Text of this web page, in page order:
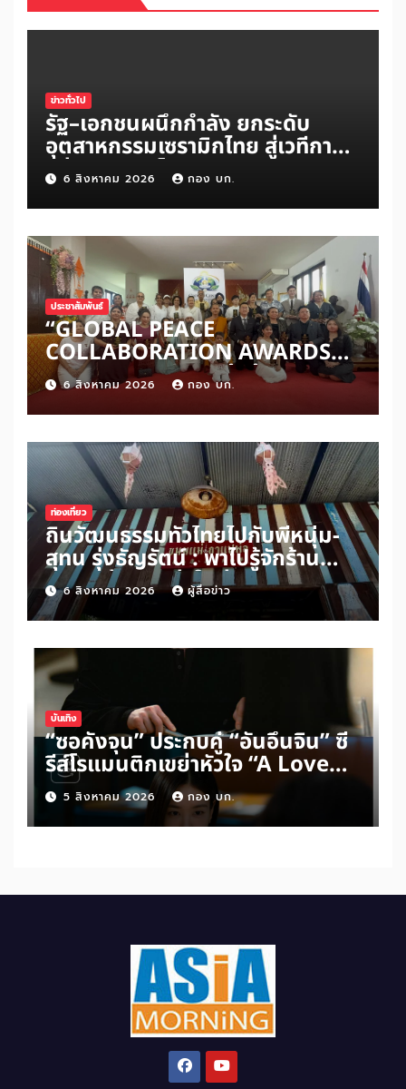
ข่าวทั่วไป
รัฐ–เอกชนผนึกกำลัง ยกระดับ
อุตสาหกรรมเซรามิกไทย สู่เวทีการ
แข่งขันระดับโลก
6 สิงหาคม 2026 กอง บก.
ประชาสัมพันธ์
“GLOBAL PEACE
COLLABORATION AWARDS
2026” เปิดเวทีเชิดชูผู้สร้าง
สันติภาพโลก ดันแนวคิด ‘สันติภาพ
เริ่มต้นจากหัวใจมนุษย์’ สู่ความร่วม
มือระดับนานาชาติ
6 สิงหาคม 2026 กอง บก.
ท่องเที่ยว
ถิ่นวัฒนธรรมทั่วไทยไปกับพี่หนุ่ม-
สุทน รุ่งธัญรัตน์ : พาไปรู้จักร้าน
ขนมแม่กาแฟพ่อในย่านสวนเกษตร
อำเภออัมพวา จังหวัดสมุทรสงคราม
6 สิงหาคม 2026 ผู้สื่อข่าว
บันเทิง
“ซอคังจุน” ประกบคู่ “อันอึนจิน” ซี
รีส์โรแมนติกเขย่าหัวใจ “A Love
Other Than Yours”
5 สิงหาคม 2026 กอง บก.